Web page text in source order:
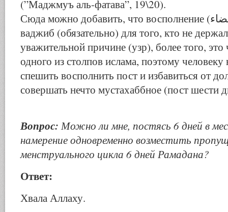
(”Маджмуъ аль-фатава”, 19\20).
Сюда можно добавить, что восполнение (قضاء) рамадана –
ваджиб (обязательно) для того, кто не
уважительной причине (узр), более того,
одного из столпов ислама, поэтому
спешить восполнить пост и избавиться от
совершать нечто мустахаббное (пост шести
Вопрос: Можно ли мне, постясь 6 дней в
намерение одновременно возместить
менструального цикла 6 дней Рамадана?
Ответ:
Хвала Аллаху.